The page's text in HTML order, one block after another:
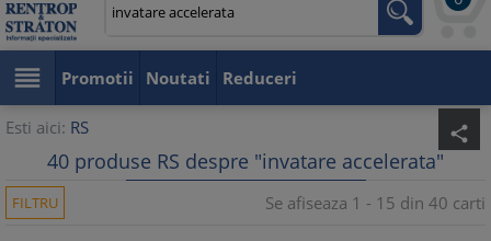
 Promotii Noutati Reduceri
Esti aici: RS share
40 produse RS despre "invatare accelerata"
FILTRU Se afiseaza 1 - 15 din 40 carti